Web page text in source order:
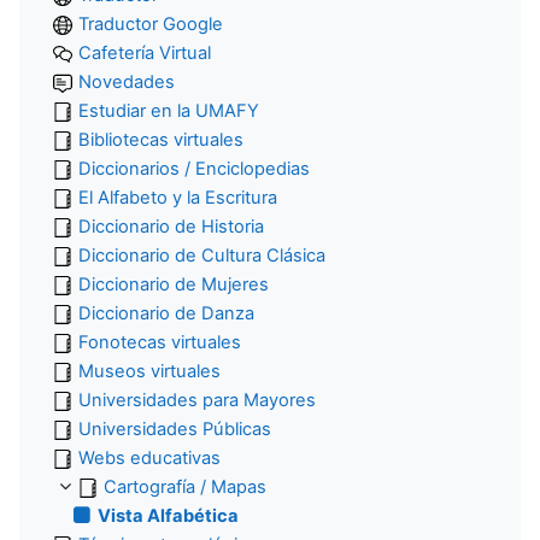
Traductor Google
Cafetería Virtual
Novedades
Estudiar en la UMAFY
Bibliotecas virtuales
Diccionarios / Enciclopedias
El Alfabeto y la Escritura
Diccionario de Historia
Diccionario de Cultura Clásica
Diccionario de Mujeres
Diccionario de Danza
Fonotecas virtuales
Museos virtuales
Universidades para Mayores
Universidades Públicas
Webs educativas
Cartografía / Mapas
Vista Alfabética